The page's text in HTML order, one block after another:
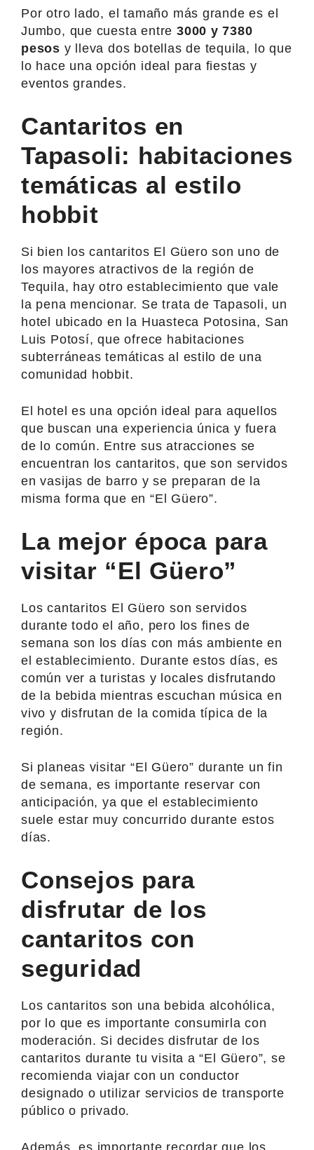
Por otro lado, el tamaño más grande es el
Jumbo, que cuesta entre 3000 y 7380
pesos y lleva dos botellas de tequila, lo que
lo hace una opción ideal para fiestas y
eventos grandes.
Cantaritos en
Tapasoli: habitaciones
temáticas al estilo
hobbit
Si bien los cantaritos El Güero son uno de
los mayores atractivos de la región de
Tequila, hay otro establecimiento que vale
la pena mencionar. Se trata de Tapasoli, un
hotel ubicado en la Huasteca Potosina, San
Luis Potosí, que ofrece habitaciones
subterráneas temáticas al estilo de una
comunidad hobbit.
El hotel es una opción ideal para aquellos
que buscan una experiencia única y fuera
de lo común. Entre sus atracciones se
encuentran los cantaritos, que son servidos
en vasijas de barro y se preparan de la
misma forma que en “El Güero”.
La mejor época para
visitar “El Güero”
Los cantaritos El Güero son servidos
durante todo el año, pero los fines de
semana son los días con más ambiente en
el establecimiento. Durante estos días, es
común ver a turistas y locales disfrutando
de la bebida mientras escuchan música en
vivo y disfrutan de la comida típica de la
región.
Si planeas visitar “El Güero” durante un fin
de semana, es importante reservar con
anticipación, ya que el establecimiento
suele estar muy concurrido durante estos
días.
Consejos para
disfrutar de los
cantaritos con
seguridad
Los cantaritos son una bebida alcohólica,
por lo que es importante consumirla con
moderación. Si decides disfrutar de los
cantaritos durante tu visita a “El Güero”, se
recomienda viajar con un conductor
designado o utilizar servicios de transporte
público o privado.
Además, es importante recordar que los